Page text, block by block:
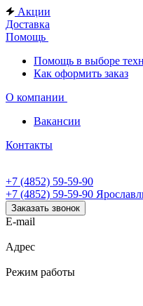
Акции
Доставка
Помощь
Помощь в выборе
Как оформить заказ
О компании
Вакансии
Контакты
+7 (4852) 59-59-90
+7 (4852) 59-59-90
Заказать звонок
E-mail
Адрес
Режим работы